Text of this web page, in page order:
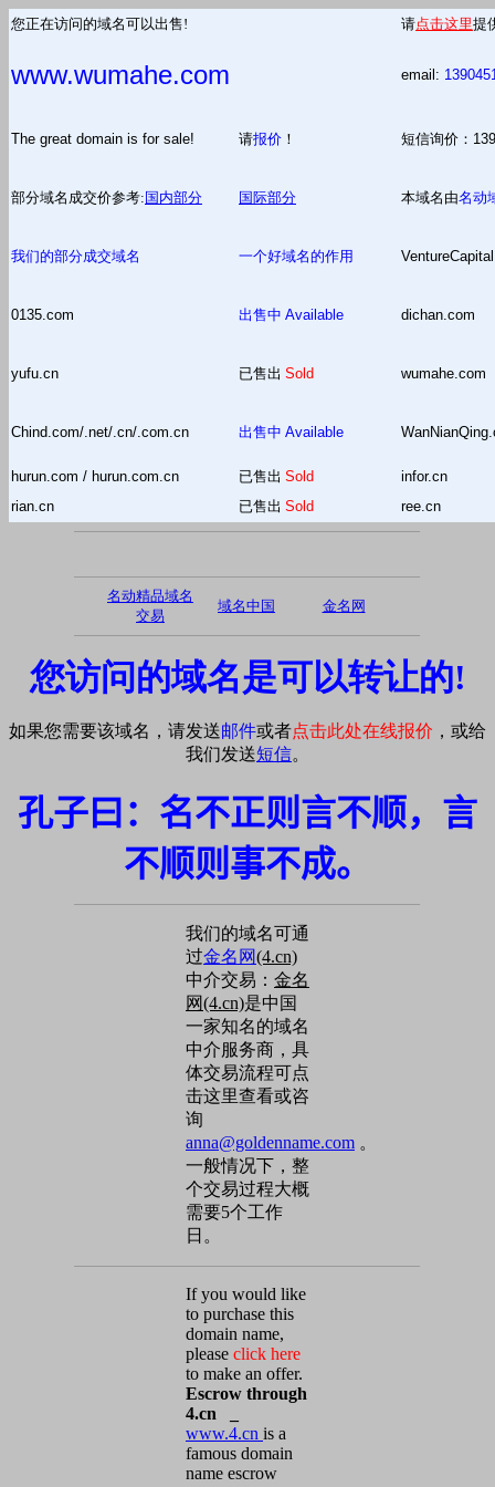
您正在访问的域名可以出售! 请点击这里提
www.wumahe.com email:
The great domain is for sale! 请报价 ！ 短信询价：
部分域名成交价参考: 国内部分 国际部分 本域名由名动
我们的部分成交域名 一个好域名的作用
0135.com 出售中 Available dichan.com
yufu.cn 已售出 Sold wumahe.com
Chind.com/.net/.cn/.com.cn 出售中 Available
hurun.com / hurun.com.cn 已售出 Sold
infor.cn
rian.cn
已售出 Sold ree.cn
名动精品域名
交易
域名中国 金名网
您访问的域名是可以转让的!
如果您需要该域名，请发送邮件或者点击此处在线报价 ，或给
我们发送短信。
孔子曰：名不正则言不顺，言
不顺则事不成。
我们的域名可通
过金名网(4.cn)
中介交易： 金名
网(4.cn)是中国
一家知名的域名
中介服务商，具
体交易流程可点
击这里查看或咨
询
anna@goldenname.com 。
一般情况下，整
个交易过程大概
需要5个工作
日。
If you would like
to purchase this
domain name,
please click here
to make an offer.
Escrow through
4.cn _
www.4.cn is a
famous domain
name escrow